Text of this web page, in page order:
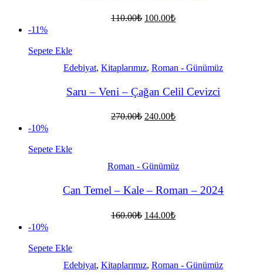
110.00₺ Orijinal
100.00₺Şu
-11%
Sepete Ekle
Edebiyat, Kitaplarımız, Roman - Günümüz
Saru – Veni – Çağan Celil Cevizci
270.00₺ Orijinal
240.00₺Şu
-10%
Sepete Ekle
Roman - Günümüz
Can Temel – Kale – Roman – 2024
160.00₺ Orijinal
144.00₺Şu
-10%
Sepete Ekle
Edebiyat, Kitaplarımız, Roman - Günümüz